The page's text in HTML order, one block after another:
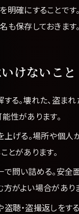
明確にすることです
保存しておきます。
けないこと
る。壊れた、盗ま
性があります。
げる。場所や個人
とがあります。
問い詰める。安全
がよい場合があり
聴・盗撮返しをす